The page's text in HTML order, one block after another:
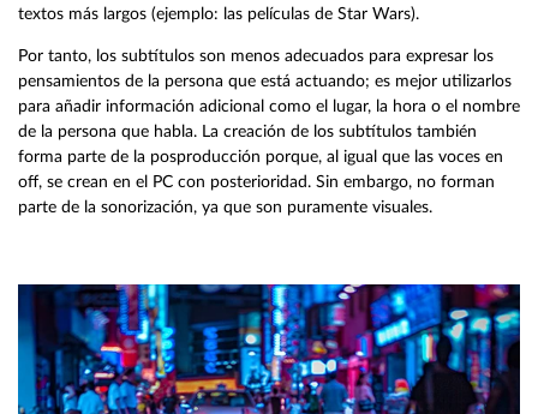
textos más largos (ejemplo: las películas de Star Wars).
Por tanto, los subtítulos son menos adecuados para expresar los
pensamientos de la persona que está actuando; es mejor utilizarlos
para añadir información adicional como el lugar, la hora o el nombre
de la persona que habla. La creación de los subtítulos también
forma parte de la posproducción porque, al igual que las voces en
off, se crean en el PC con posterioridad. Sin embargo, no forman
parte de la sonorización, ya que son puramente visuales.